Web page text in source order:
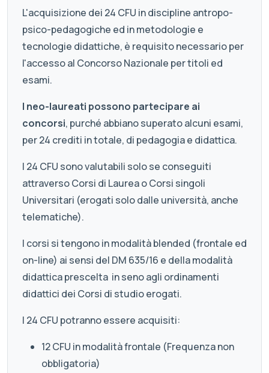
L'acquisizione dei 24 CFU in discipline antropo-
psico-pedagogiche ed in metodologie e
tecnologie didattiche, è requisito necessario per
l'accesso al Concorso Nazionale per titoli ed
esami.
I neo-laureati possono partecipare ai
concorsi, purché abbiano superato alcuni esami,
per 24 crediti in totale, di pedagogia e didattica.
I 24 CFU sono valutabili solo se conseguiti
attraverso Corsi di Laurea o Corsi singoli
Universitari (erogati solo dalle università, anche
telematiche).
I corsi si tengono in modalità blended (frontale ed
on-line) ai sensi del DM 635/16 e della modalità
didattica prescelta in seno agli ordinamenti
didattici dei Corsi di studio erogati.
I 24 CFU potranno essere acquisiti:
12 CFU in modalità frontale (Frequenza non
obbligatoria)